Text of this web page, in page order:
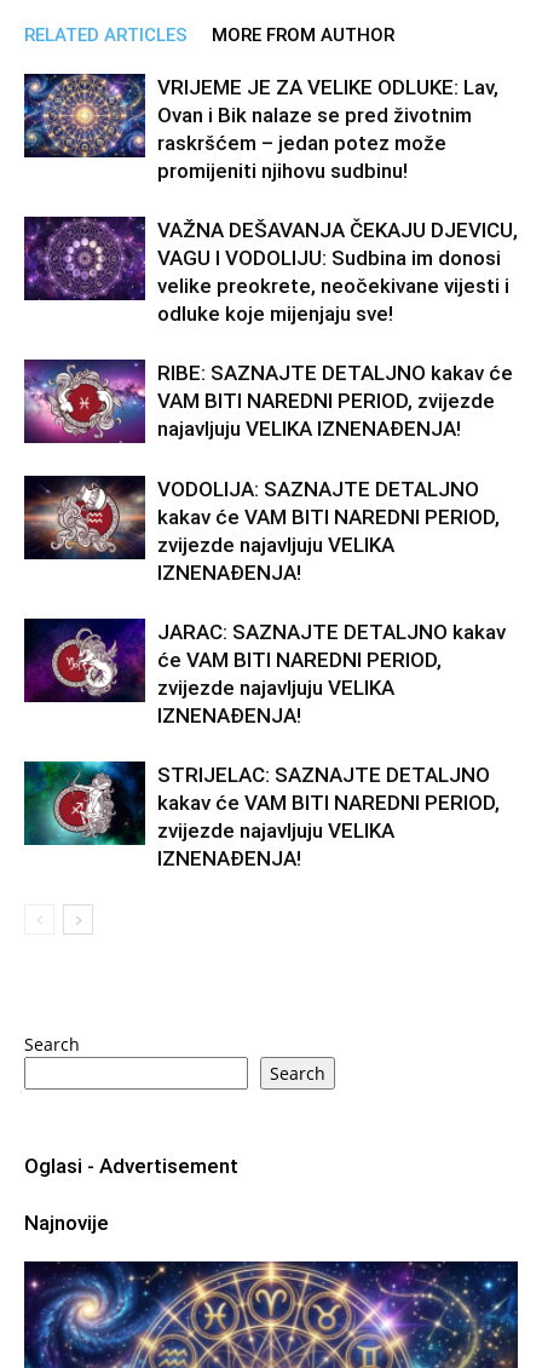
RELATED ARTICLES MORE FROM AUTHOR
VRIJEME JE ZA VELIKE ODLUKE: Lav,
Ovan i Bik nalaze se pred životnim
raskršćem – jedan potez može
promijeniti njihovu sudbinu!
VAŽNA DEŠAVANJA ČEKAJU DJEVICU,
VAGU I VODOLIJU: Sudbina im donosi
velike preokrete, neočekivane vijesti i
odluke koje mijenjaju sve!
RIBE: SAZNAJTE DETALJNO kakav će
VAM BITI NAREDNI PERIOD, zvijezde
najavljuju VELIKA IZNENAĐENJA!
VODOLIJA: SAZNAJTE DETALJNO
kakav će VAM BITI NAREDNI PERIOD,
zvijezde najavljuju VELIKA
IZNENAĐENJA!
JARAC: SAZNAJTE DETALJNO kakav
će VAM BITI NAREDNI PERIOD,
zvijezde najavljuju VELIKA
IZNENAĐENJA!
STRIJELAC: SAZNAJTE DETALJNO
kakav će VAM BITI NAREDNI PERIOD,
zvijezde najavljuju VELIKA
IZNENAĐENJA!
Search
Search
Oglasi - Advertisement
Najnovije